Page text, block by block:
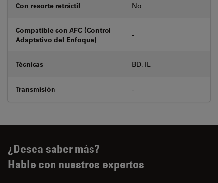
Con resorte retráctil No
Compatible con AFC (Control
Adaptativo del Enfoque)
-
Técnicas BD, IL
Transmisión -
¿Desea saber más?
Hable con nuestros expertos